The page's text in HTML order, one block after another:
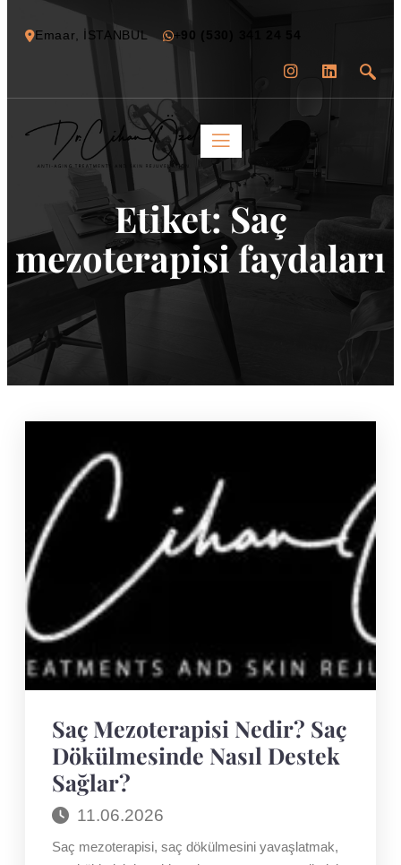
Emaar, İSTANBUL +90 (530) 341 24 54
Etiket:Saç
mezoterapisi faydaları
Saç Mezoterapisi Nedir? Saç
Dökülmesinde Nasıl Destek
Sağlar?
11.06.2026
Saç mezoterapisi, saç dökülmesini yavaşlatmak,